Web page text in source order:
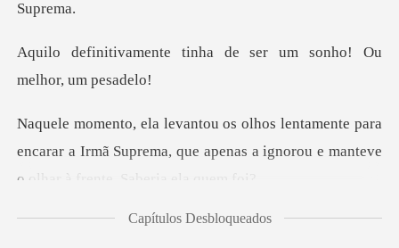
Histórico
tinha de ser um sonho!
para
encarar a Irmã Suprema, que apenas a ignorou
corredor já estavam
Capítulos Desbloqueados